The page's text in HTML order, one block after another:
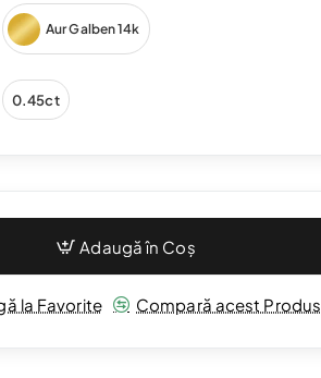
Aur Galben 14k
0.45ct
Adaugă în Coș
la Favorite Compară acest Produs